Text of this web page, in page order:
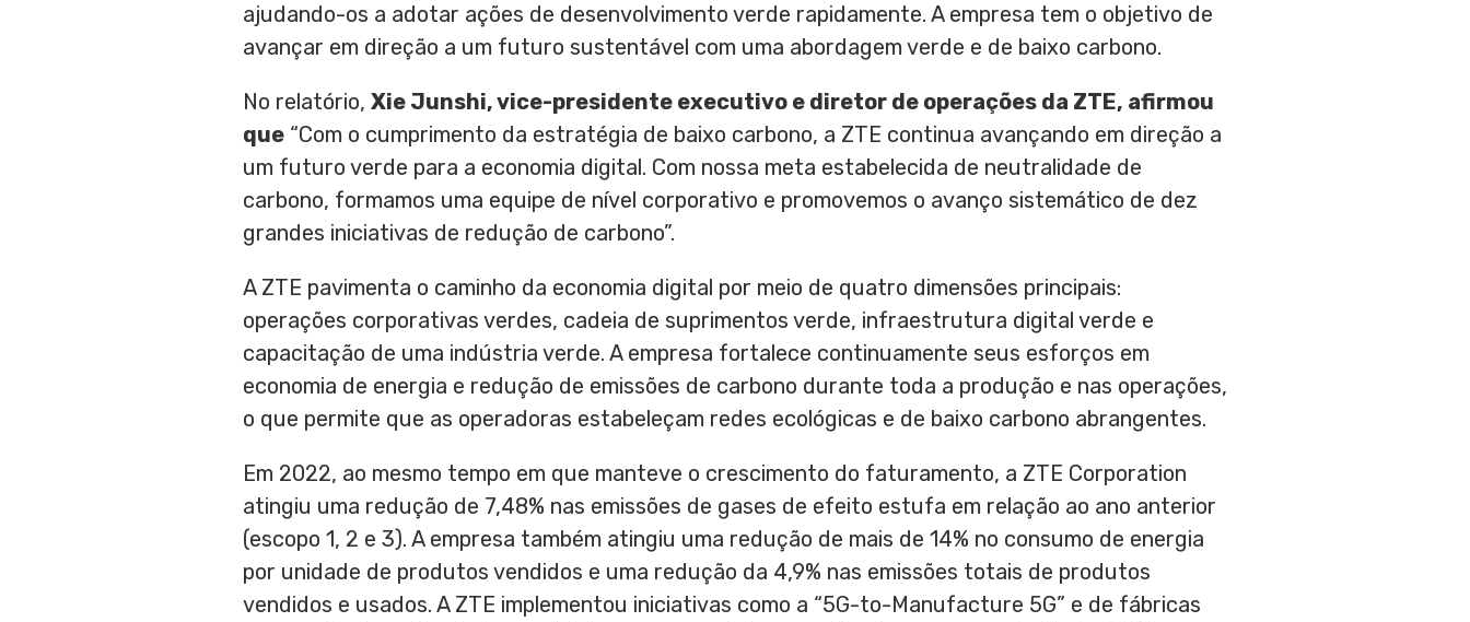
ajudando-os a adotar ações de desenvolvimento verde rapidamente. A empresa tem o objetivo de
avançar em direção a um futuro sustentável com uma abordagem verde e de baixo carbono.
No relatório, Xie Junshi, vice-presidente executivo e diretor de operações da ZTE, afirmou
que “Com o cumprimento da estratégia de baixo carbono, a ZTE continua avançando em direção a
um futuro verde para a economia digital. Com nossa meta estabelecida de neutralidade de
carbono, formamos uma equipe de nível corporativo e promovemos o avanço sistemático de dez
grandes iniciativas de redução de carbono”.
A ZTE pavimenta o caminho da economia digital por meio de quatro dimensões principais:
operações corporativas verdes, cadeia de suprimentos verde, infraestrutura digital verde e
capacitação de uma indústria verde. A empresa fortalece continuamente seus esforços em
economia de energia e redução de emissões de carbono durante toda a produção e nas operações,
o que permite que as operadoras estabeleçam redes ecológicas e de baixo carbono abrangentes.
Em 2022, ao mesmo tempo em que manteve o crescimento do faturamento, a ZTE Corporation
atingiu uma redução de 7,48% nas emissões de gases de efeito estufa em relação ao ano anterior
(escopo 1, 2 e 3). A empresa também atingiu uma redução de mais de 14% no consumo de energia
por unidade de produtos vendidos e uma redução da 4,9% nas emissões totais de produtos
vendidos e usados. A ZTE implementou iniciativas como a “5G-to-Manufacture 5G” e de fábricas